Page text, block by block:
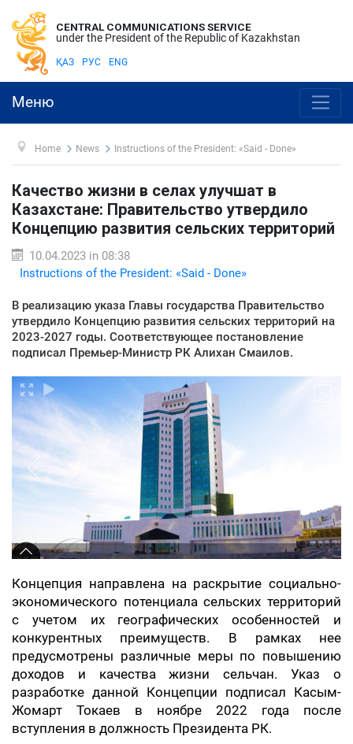
CENTRAL COMMUNICATIONS SERVICE
under the President of the Republic of Kazakhstan
ҚАЗ РУС ENG
Меню
Home News Instructions of the President: «Said - Done»
Качество жизни в селах улучшат в
Казахстане: Правительство утвердило
Концепцию развития сельских территорий
10.04.2023 in 08:38
Instructions of the President: «Said - Done»
В реализацию указа Главы государства Правительство
утвердило Концепцию развития сельских территорий на
2023-2027 годы. Соответствующее постановление
подписал Премьер-Министр РК Алихан Смаилов.
Концепция направлена на раскрытие социально-
экономического потенциала сельских территорий
с учетом их географических особенностей и
конкурентных преимуществ. В рамках нее
предусмотрены различные меры по повышению
доходов и качества жизни сельчан. Указ о
разработке данной Концепции подписал Касым-
Жомарт Токаев в ноябре 2022 года после
вступления в должность Президента РК.